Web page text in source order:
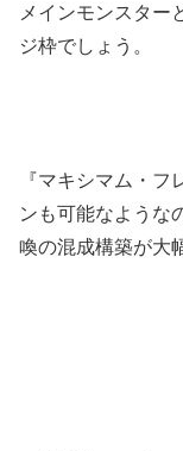
メインモンスター
ジ枠でしょう。
『マキシマム・
ンも可能なような
喚の混成構築が大